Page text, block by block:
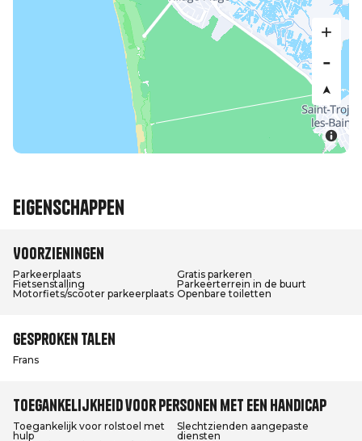
Eigenschappen
Voorzieningen
Parkeerplaats
Gratis parkeren
Fietsenstalling
Parkeerterrein in de buurt
Motorfiets/scooter parkeerplaats Openbare toiletten
Gesproken talen
Frans
Toegankelijkheid voor personen met een handicap
Toegankelijk voor rolstoel met
hulp
Slechtzienden aangepaste
diensten